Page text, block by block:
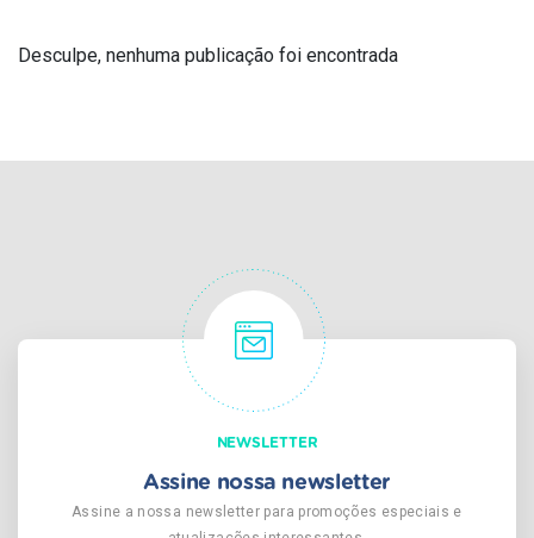
Desculpe, nenhuma publicação foi encontrada
NEWSLETTER
Assine nossa newsletter
Assine a nossa newsletter para promoções especiais e